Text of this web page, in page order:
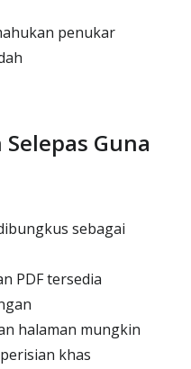
penukar
Guna
sebagai
PDF tersedia
halaman mungkin
khas